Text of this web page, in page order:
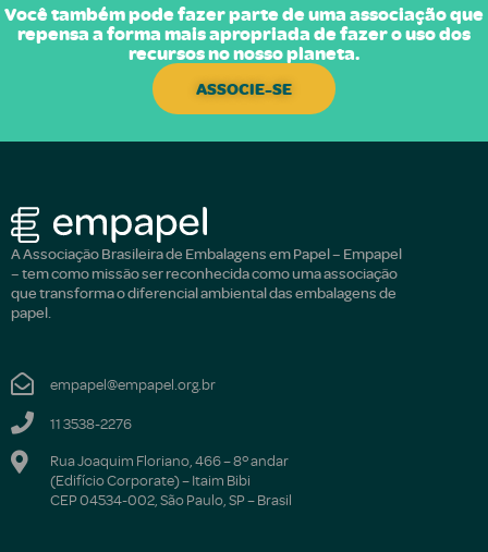
Você também pode fazer parte de uma associação que
repensa a forma mais apropriada de fazer o uso dos
recursos no nosso planeta.
ASSOCIE-SE
A Associação Brasileira de Embalagens em Papel – Empapel
– tem como missão ser reconhecida como uma associação
que transforma o diferencial ambiental das embalagens de
papel.
empapel@empapel.org.br
11 3538-2276
Rua Joaquim Floriano, 466 – 8º andar
(Edifício Corporate) – Itaim Bibi
CEP 04534-002, São Paulo, SP – Brasil